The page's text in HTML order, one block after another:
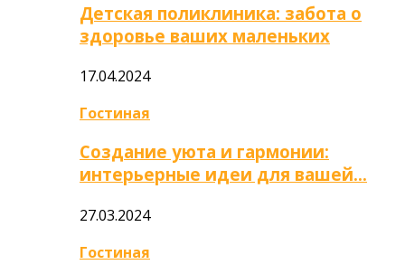
Детская поликлиника: забота о
здоровье ваших маленьких
17.04.2024
Гостиная
Создание уюта и гармонии:
интерьерные идеи для вашей…
27.03.2024
Гостиная